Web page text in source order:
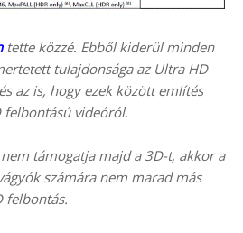
tette közzé. Ebből kiderül minden
tulajdonsága az Ultra HD
az is, hogy ezek között említés
felbontású videóról.
támogatja majd a 3D-t, akkor a
számára nem marad más
felbontás.